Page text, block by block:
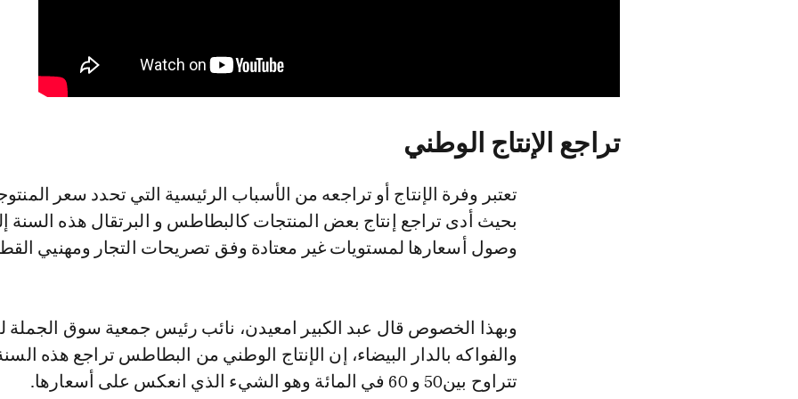
تراجع الإنتاج الوطني
تعتبر وفرة الإنتاج أو تراجعه من الأسباب الرئيسية التي تحدد سعر
بحيث أدى تراجع إنتاج بعض المنتجات كالبطاطس و البرتقال هذه السنة
وصول أسعارها لمستويات غير معتادة وفق تصريحات التجار ومهنيي
وبهذا الخصوص قال عبد الكبير امعيدن، نائب رئيس جمعية سوق الجملة
والفواكه بالدار البيضاء، إن الإنتاج الوطني من البطاطس تراجع هذه
تتراوح بين50 و 60 في المائة وهو الشيء الذي انعكس على أسعارها.